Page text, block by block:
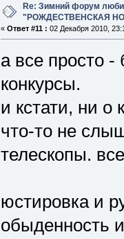
Re: Зимний форум
"РОЖДЕСТВЕНСКАЯ
« Ответ #11 : 02 Декабря 2010,
а все просто
конкурсы.
и кстати, ни о
что-то не
телескопы.
юстировка и
обыденность